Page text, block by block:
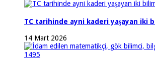
TC tarihinde ayni kaderi yaşayan iki
14 Mart 2026